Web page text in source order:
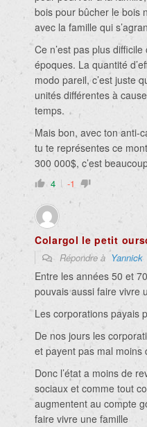
bois pour bûcher le bois
avec la famille qui
Ce n’est pas plus
époques. La quantité
modo pareil, c’est juste
unités différentes à
temps.
Mais bon, avec ton anti-
tu te représentes ce
300 000$, c’est
4 -1
Colargol le petit
Répondre à Yannick
Entre les années 50 et
pouvais aussi faire vivre
Les corporations payais
De nos jours les
et payent pas mal
Donc l’état a moins de
sociaux et comme tout
augmentent au compte
faire vivre une famille